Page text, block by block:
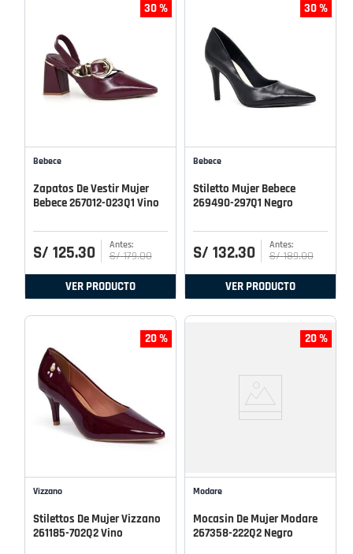
30 %
Bebece
Zapatos De Vestir Mujer
Bebece 267012-023Q1 Vino
S/ 125.30 S/ 179.00
VER PRODUCTO
30 %
Bebece
Stiletto Mujer Bebece
269490-297Q1 Negro
S/ 132.30 S/ 189.00
VER PRODUCTO
20 %
Vizzano
Stilettos De Mujer Vizzano
261185-702Q2 Vino
20 %
Modare
Mocasin De Mujer Modare
267358-222Q2 Negro